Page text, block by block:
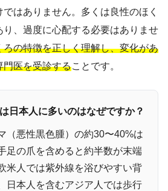
はありません。多くは良性のほく
り、過度に心配する必要はありませ
ろの特徴を正しく理解し、変化があ
門医を受診することです。
日本人に多いのはなぜですか？
（悪性黒色腫）の約30〜40%は
足の爪を含めると約半数が末端
米人では紫外線を浴びやすい背
日本人を含むアジア人では歩行